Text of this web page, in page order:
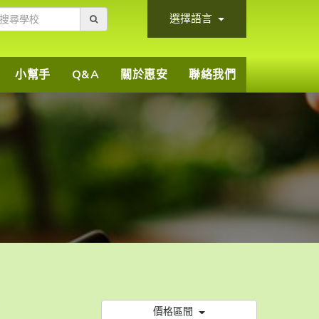
選擇語言
小幫手 Q&A 關於惠安 聯絡我們
價格區間